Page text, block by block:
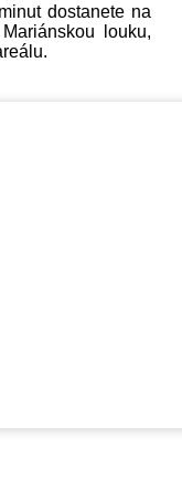
dostanete na
louku,